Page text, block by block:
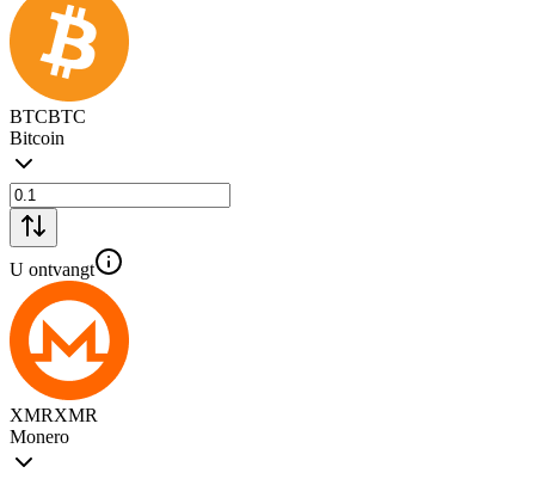
BTCBTC
Bitcoin
U ontvangt
XMRXMR
Monero